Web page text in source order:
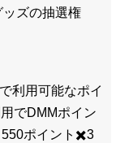
ズの抽選権
利用可能なポイ
でDMMポイン
550ポイント✖️3